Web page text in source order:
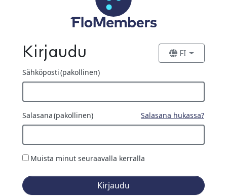
Kirjaudu FI
Sähköposti(pakollinen)
Salasana(pakollinen) Salasana hukassa?
Muista minut seuraavalla kerralla
Kirjaudu